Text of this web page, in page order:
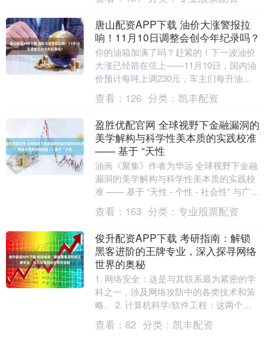
唐山配资APP下载 油价大涨警报拉
响！11月10日调整会创今年纪录吗？
你的油箱加满了吗？赶紧的！下一波油价
大涨已经箭在弦上——11月10日，国内油
价预计每吨上调230元，车主们每升油可
能多掏2毛钱！刚享受没几天的“元时代”，
眼看就....
查看： 126 分类： 凯丰配资
盈胜优配官网 全球视野下金融漏洞的
美学解构与科学性美本质的实践校准
—— 基于 “天性
油画《聚集》作者为华远 全球视野下金融
漏洞的美学解构与科学性美本质的实践校
准 —— 基于 “天性 - 个性 - 社会性” 与广义
艺术的平衡逻辑 作者为华远 写于....
查看： 163 分类： 专业股票配资
俊升配资APP下载 考研指南：解锁
黑客进阶的王牌专业，深入探寻网络
世界的奥秘
1. 网络安全：这是与其联系最为紧密的学
科之一，涉及网络攻防中的各类技术和策
略。 2. 计算机科学/软件工程：这两个广
泛的领域为编程语言和算法提供了深入的
知识，....
查看： 82 分类： 凯丰配资